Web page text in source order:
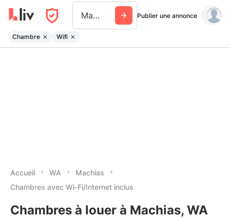
Machias Wa Publier une annonce
Chambre Wifi
Accueil WA
Machias
Chambres avec Wi-Fi/Internet inclus
Chambres à louer à Machias, WA